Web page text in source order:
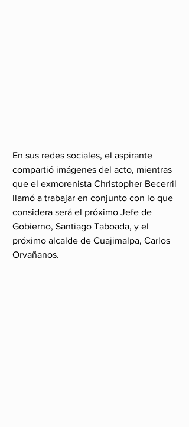
En sus redes sociales, el aspirante
compartió imágenes del acto, mientras
que el exmorenista Christopher Becerril
llamó a trabajar en conjunto con lo que
considera será el próximo Jefe de
Gobierno, Santiago Taboada, y el
próximo alcalde de Cuajimalpa, Carlos
Orvañanos.